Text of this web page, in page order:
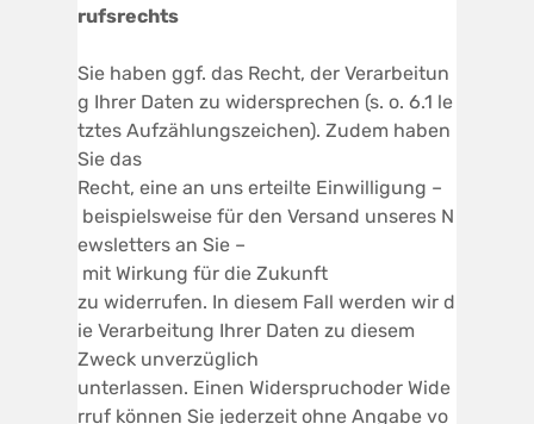
rufsrechts
Sie haben ggf. das Recht, der Verarbeitun
g Ihrer Daten zu widersprechen (s. o. 6.1 le
tztes Aufzählungszeichen). Zudem haben
Sie das
Recht, eine an uns erteilte Einwilligung –
beispielsweise für den Versand unseres N
ewsletters an Sie –
mit Wirkung für die Zukunft
zu widerrufen. In diesem Fall werden wir d
ie Verarbeitung Ihrer Daten zu diesem
Zweck unverzüglich
unterlassen. Einen Widerspruchoder Wide
rruf können Sie jederzeit ohne Angabe vo